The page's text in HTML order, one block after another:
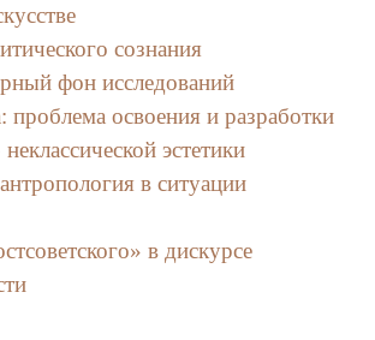
сознания
фон исследований
освоения и разработки
эстетики
в ситуации
в дискурсе